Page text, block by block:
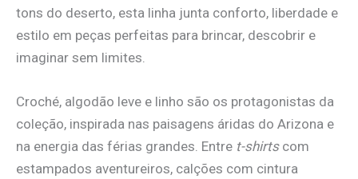
tons do deserto, esta linha junta conforto, liberdade e
estilo em peças perfeitas para brincar, descobrir e
imaginar sem limites.
Croché, algodão leve e linho são os protagonistas da
coleção, inspirada nas paisagens áridas do Arizona e
na energia das férias grandes. Entre t-shirtscom
estampados aventureiros, calções com cintura